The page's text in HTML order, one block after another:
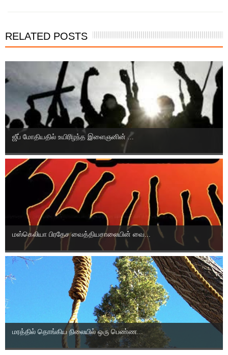
RELATED POSTS
ஜீப் மோதியதில் உயிரிழந்த இளைஞனின் ...
மஸ்கெலியா பிரதேச வைத்தியசாலையின் வை...
மரத்தில் தொங்கிய நிலையில் ஒரு பெண்ண...